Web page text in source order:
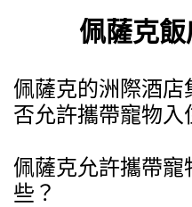
佩薩克
佩薩克的洲際酒店
否允許攜帶寵物入
佩薩克允許攜帶寵
些？